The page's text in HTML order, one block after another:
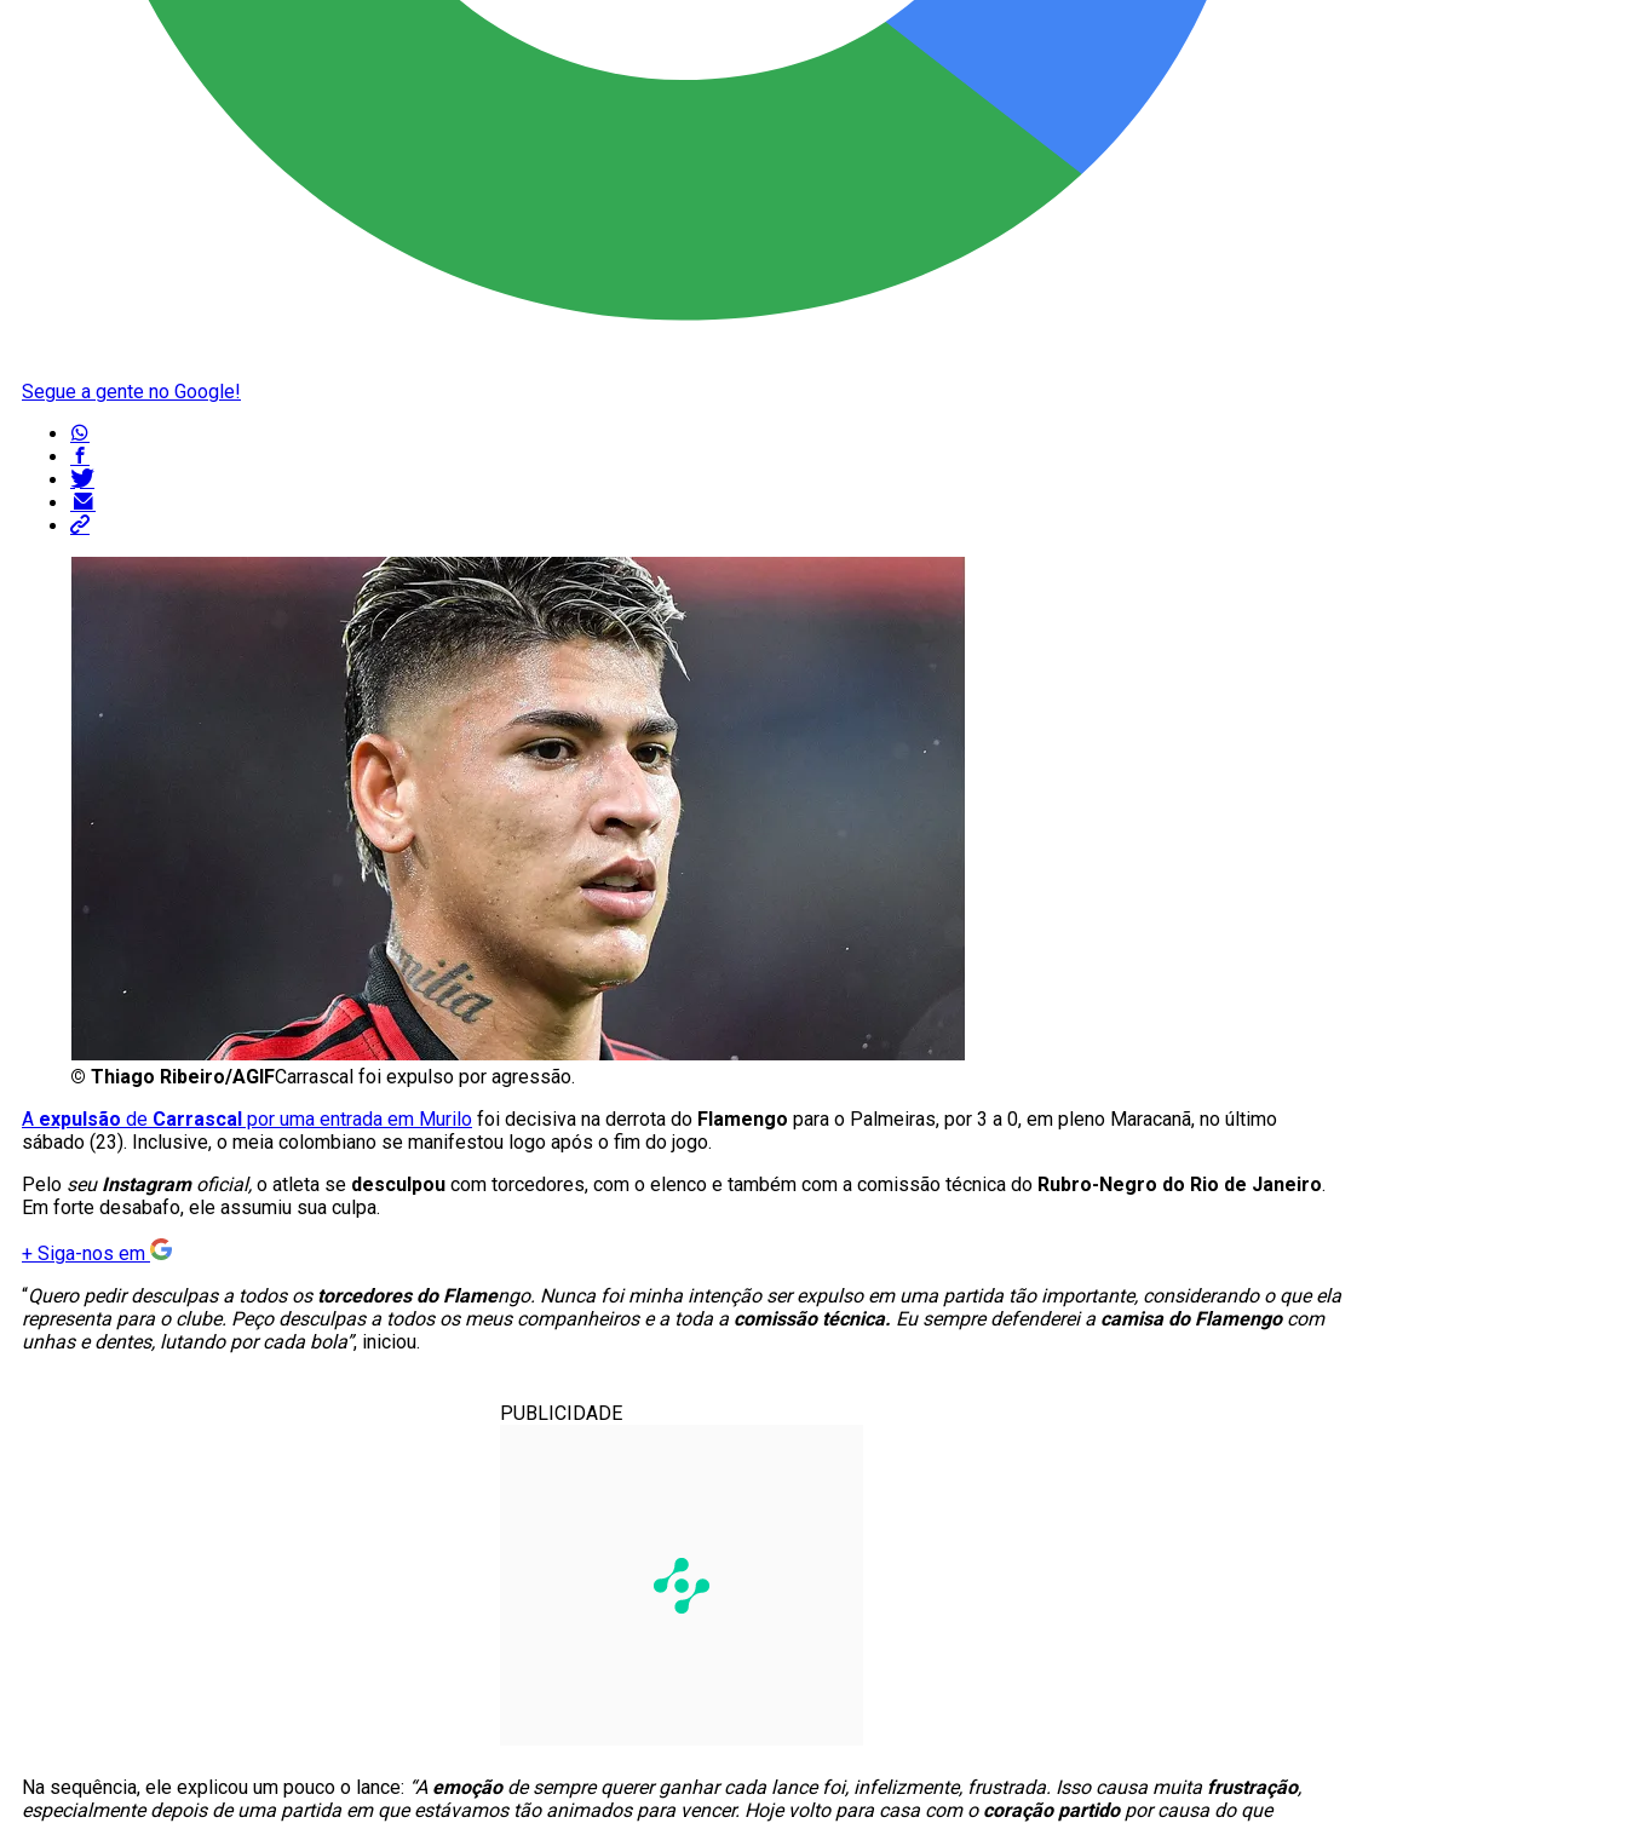
Segue a gente no Google!
© Thiago Ribeiro/AGIFCarrascal foi expulso por agressão.
A expulsão de Carrascal por uma entrada em Murilo foi decisiva na derrota do Flamengo para o Palmeiras, por 3 a 0, em pleno Maracanã, no último
sábado (23). Inclusive, o meia colombiano se manifestou logo após o fim do jogo.
Pelo seu Instagram oficial, o atleta se desculpou com torcedores, com o elenco e também com a comissão técnica do Rubro-Negro do Rio de Janeiro.
Em forte desabafo, ele assumiu sua culpa.
+ Siga-nos em
“Quero pedir desculpas a todos ostorcedores do Flamengo. Nunca foi minha intenção ser expulso em uma partida tão importante, considerando o que ela
representa para o clube. Peço desculpas a todos os meus companheiros e a toda a comissão técnica. Eu sempre defenderei a camisa do Flamengocom
unhas e dentes, lutando por cada bola”, iniciou.
PUBLICIDADE
Na sequência, ele explicou um pouco o lance: “A emoção de sempre querer ganhar cada lance foi, infelizmente, frustrada. Isso causa muita frustração,
especialmente depois de uma partida em que estávamos tão animados para vencer. Hoje volto para casa com o coração partidopor causa do que